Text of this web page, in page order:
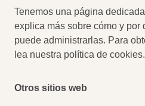
Tenemos una página
explica más sobre cómo y por
puede administrarlas. Para
lea nuestra política de cookies.
Otros sitios web